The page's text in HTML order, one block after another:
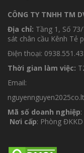
CÔNG TY TNHH TM
Địa chỉ: Tầng 1, Số
sát chân cầu Kênh Tẻ
Điện thoại:
Thời gian làm việc:
Email:
Mã số doanh nghiệp
Nơi cấp: Phòng